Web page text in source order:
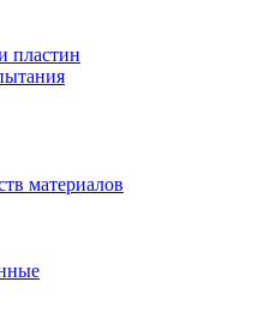
пластин
материалов